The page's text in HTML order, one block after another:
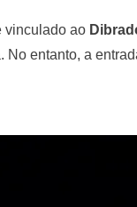
vinculado ao
entanto, a